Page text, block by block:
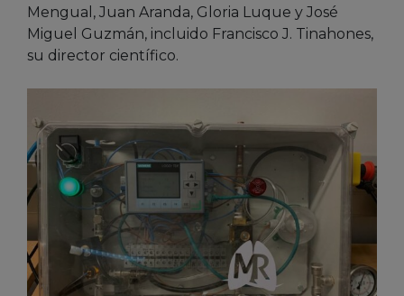
Mengual, Juan Aranda, Gloria Luque y José
Miguel Guzmán, incluido Francisco J. Tinahones,
su director científico.